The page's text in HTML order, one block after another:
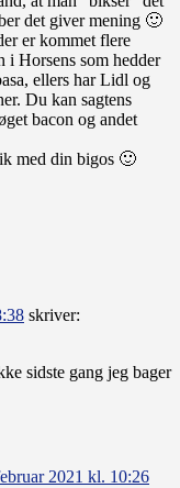
det giver mening 🙂
er kommet flere
i Horsens som hedder
ellers har Lidl og
Du kan sagtens
bacon og andet
med din bigos 🙂
skriver:
sidste gang jeg bager
2021 kl. 10:26